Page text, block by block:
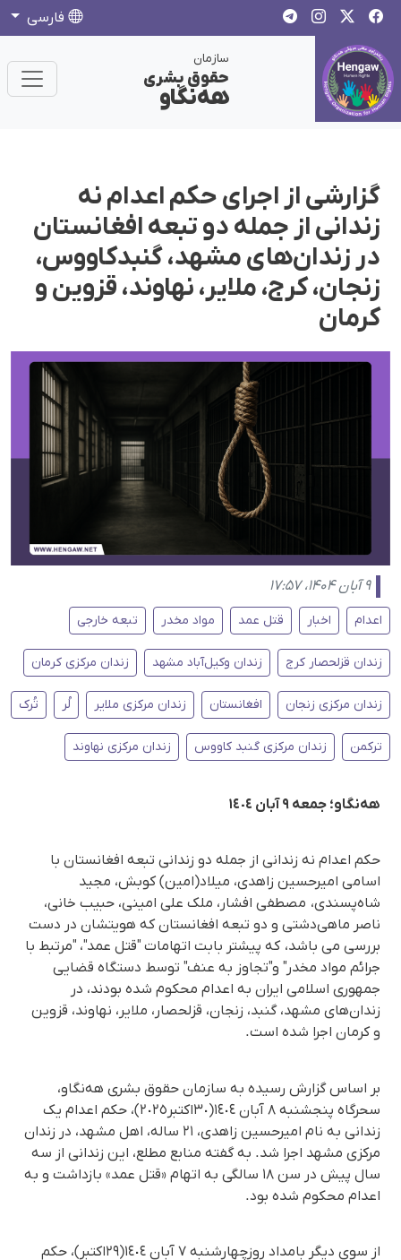
فارسی
سازمان
حقوق بشری
هەنگاو
گزارشی از اجرای حکم اعدام نە
زندانی از جملە دو تبعە افغانستان
در زندان‌های مشهد، گنبدکاووس،
زنجان، کرج، ملایر، نهاوند، قزوین و
کرمان
۹ آبان ۱۴۰۴، ۱۷:۵۷
اعدام اخبار قتل عمد مواد مخدر تبعه خارجی
زندان قزلحصار کرج زندان وکیل‌آباد مشهد زندان مرکزی کرمان
زندان مرکزی زنجان افغانستان زندان مرکزی ملایر لُر تُرک
ترکمن زندان مرکزی گنبد کاووس زندان مرکزی نهاوند
هەنگاو؛ جمعە ٩ آبان ١٤٠٤
حکم اعدام نە زندانی از جملە دو زندانی تبعە افغانستان با
اسامی امیرحسین زاهدی، میلاد(امین) کوبش، مجید
شاه‌پسندی، مصطفی افشار، ملک علی امینی، حبیب خانی،
ناصر ماهی‌دشتی و دو تبعە افغانستان کە هویتشان در دست
بررسی می باشد، کە پیشتر بابت اتهامات "قتل عمد"، "مرتبط با
جرائم مواد مخدر" و"تجاوز بە عنف" توسط دستگاه قضایی
جمهوری اسلامی ایران به اعدام محکوم شده بودند، در
زندان‌های مشهد، گنبد، زنجان، قزلحصار، ملایر، نهاوند، قزوین
و کرمان اجرا شده است.
بر اساس گزارش رسیده به سازمان حقوق بشری هه‌نگاو،
سحرگاە پنجشنبە ٨ آبان ١٤٠٤(٣٠اکتبر٢٠٢٥)، حکم اعدام یک
زندانی بە نام امیرحسین زاهدی، ۲۱ ساله، اهل مشهد، در زندان
مرکزی مشهد اجرا شد. بە گفتە منابع مطلع، این زندانی از سە
سال پیش در سن ۱۸ سالگی به اتهام «قتل عمد» بازداشت و به
اعدام محکوم شده بود.
از سوی دیگر بامداد روزچهارشنبە ٧ آبان ١٤٠٤(٢٩اکتبر)، حکم